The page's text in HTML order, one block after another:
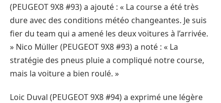
(PEUGEOT 9X8 #93) a ajouté : « La course a été très
dure avec des conditions météo changeantes. Je suis
fier du team qui a amené les deux voitures à l’arrivée.
» Nico Müller (PEUGEOT 9X8 #93) a noté : « La
stratégie des pneus pluie a compliqué notre course,
mais la voiture a bien roulé. »
Loic Duval (PEUGEOT 9X8 #94) a exprimé une légère